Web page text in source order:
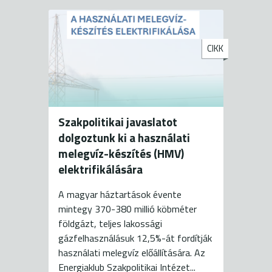
CIKK
Szakpolitikai javaslatot
dolgoztunk ki a használati
melegvíz-készítés (HMV)
elektrifikálására
A magyar háztartások évente
mintegy 370-380 millió köbméter
földgázt, teljes lakossági
gázfelhasználásuk 12,5%-át fordítják
használati melegvíz előállítására. Az
Energiaklub Szakpolitikai Intézet...